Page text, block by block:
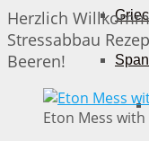
Herzlich
Stressabbau
Beeren!
Eton Mess